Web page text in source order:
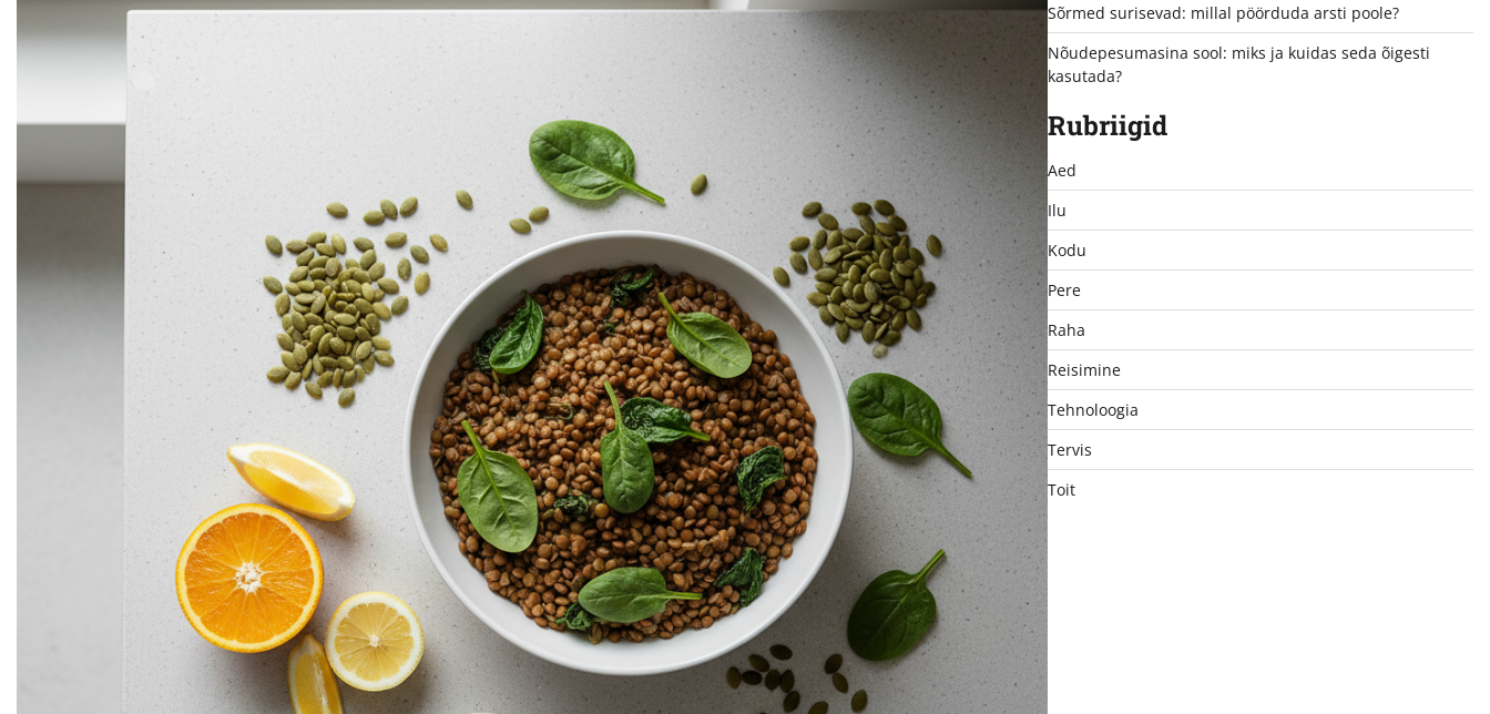
Sõrmed surisevad: millal pöörduda arsti poole?
Nõudepesumasina sool: miks ja kuidas seda õigesti
kasutada?
Rubriigid
Aed
Ilu
Kodu
Pere
Raha
Reisimine
Tehnoloogia
Tervis
Toit